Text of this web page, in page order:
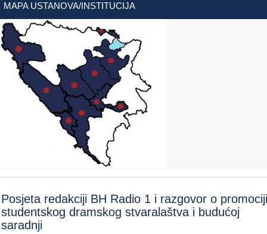
MAPA USTANOVA/INSTITUCIJA
Posjeta redakciji BH Radio 1 i razgovor o promociji
studentskog dramskog stvaralaštva i budućoj
saradnji